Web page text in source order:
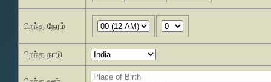
பிறந்த நேரம்
பிறந்த நாடு